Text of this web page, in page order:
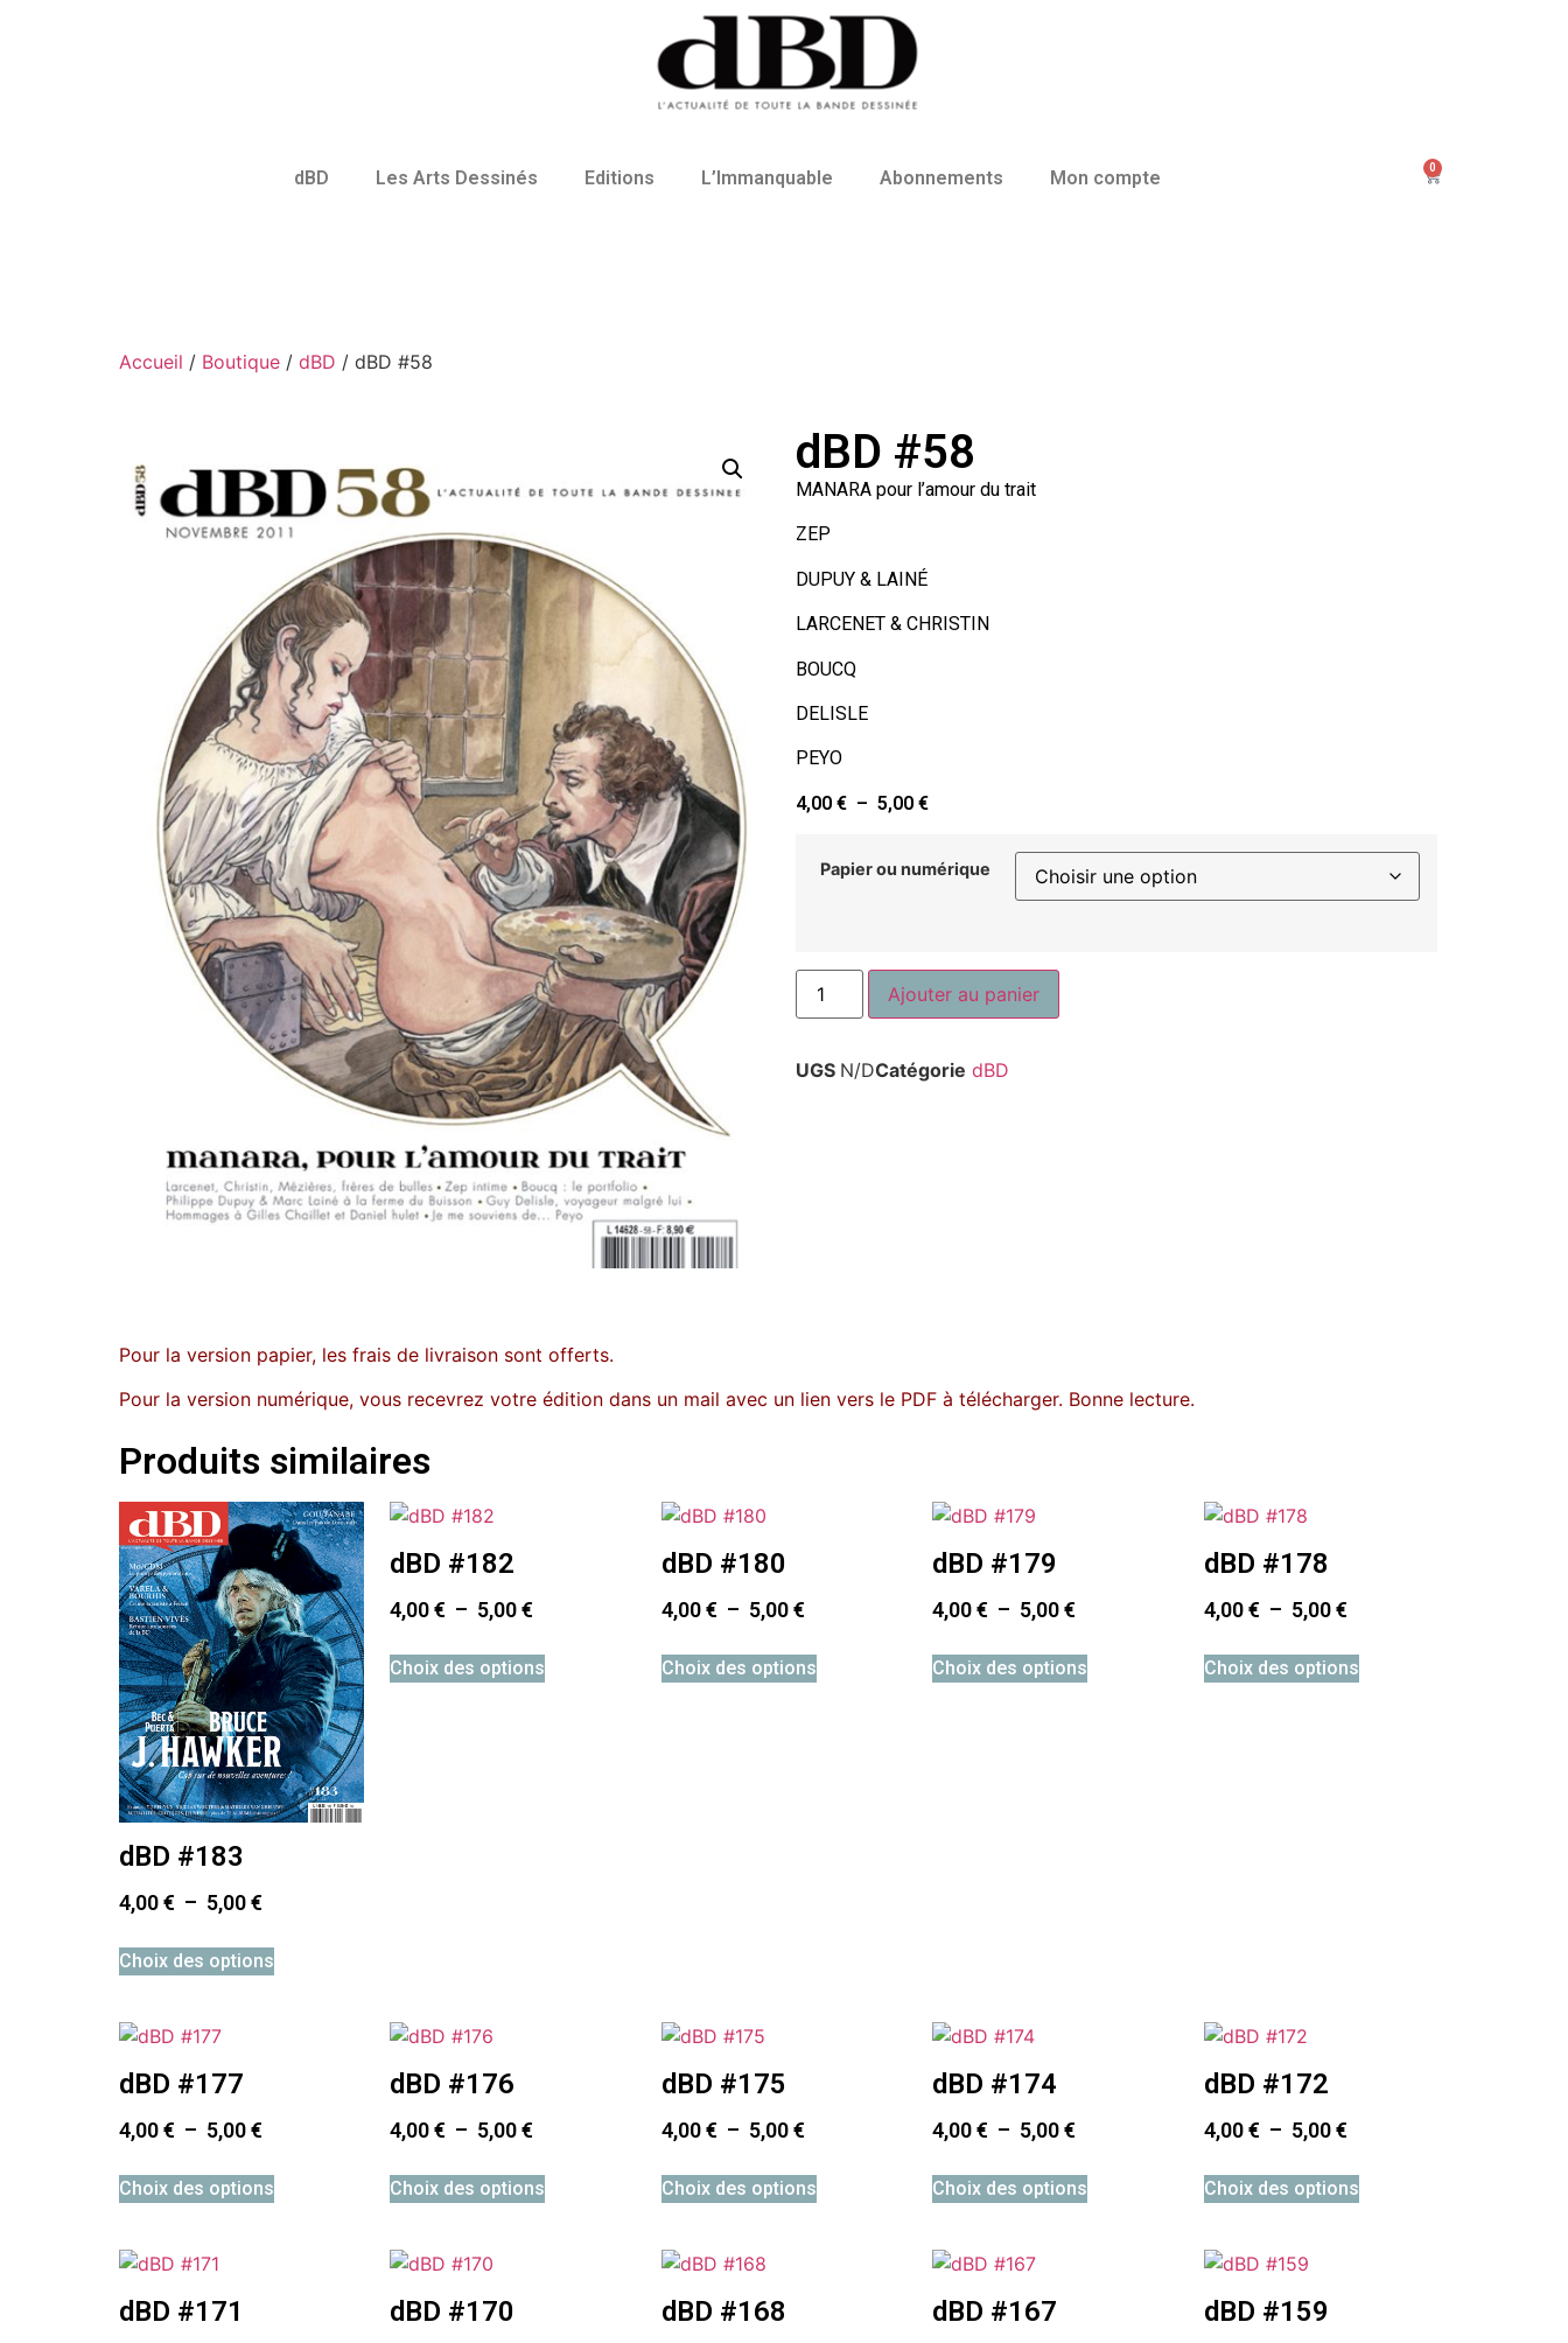
dBD Les Arts Dessinés Editions L’Immanquable Abonnements Mon compte 0
Accueil / Boutique / dBD / dBD #58
dBD #58
MANARA pour l’amour du trait
ZEP
DUPUY & LAINÉ
LARCENET & CHRISTIN
BOUCQ
DELISLE
PEYO
4,00 € – 5,00 €
Papier ou numérique
Ajouter au panier
UGS N/DCatégorie dBD
Pour la version papier, les frais de livraison sont offerts.
Pour la version numérique, vous recevrez votre édition dans un mail avec un lien vers le PDF à télécharger. Bonne lecture.
Produits similaires
dBD #183
4,00€ – 5,00€
Choix des options
dBD #182
4,00€ – 5,00€
Choix des options
dBD #180
4,00€ – 5,00€
Choix des options
dBD #179
4,00€ – 5,00€
Choix des options
dBD #178
4,00€ – 5,00€
Choix des options
dBD #177
4,00€ – 5,00€
Choix des options
dBD #176
4,00€ – 5,00€
Choix des options
dBD #175
4,00€ – 5,00€
Choix des options
dBD #174
4,00€ – 5,00€
Choix des options
dBD #172
4,00€ – 5,00€
Choix des options
dBD #171 dBD #170 dBD #168 dBD #167 dBD #159